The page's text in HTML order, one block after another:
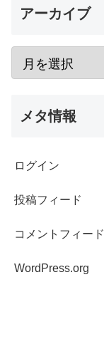
アーカイブ
メタ情報
ログイン
投稿フィード
コメントフィード
WordPress.org